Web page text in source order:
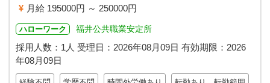
月給 195000円 ～ 250000円
ハローワーク 福井公共職業安定所
採用人数：1人 受理日： 2026年08月09日 有効期限： 2026
年08月09日